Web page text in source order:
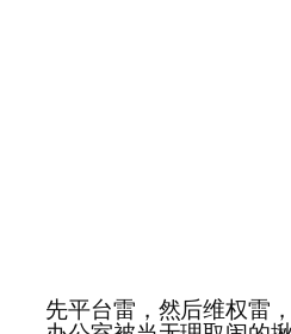
先平台雷，然后维权雷，